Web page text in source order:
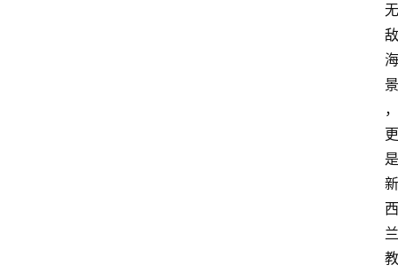
无
敌
海
景
，
更
是
新
西
兰
教